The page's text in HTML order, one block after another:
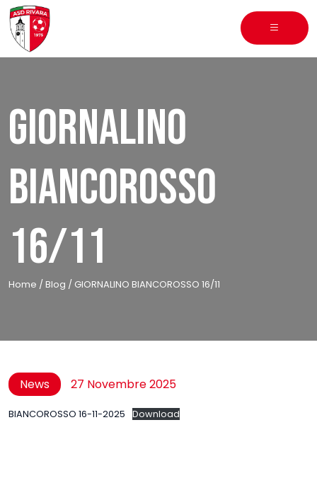
Skip
to
content
GIORNALINO
BIANCOROSSO
16/11
Home /Blog / GIORNALINO BIANCOROSSO 16/11
News 27 Novembre 2025
BIANCOROSSO 16-11-2025 Download